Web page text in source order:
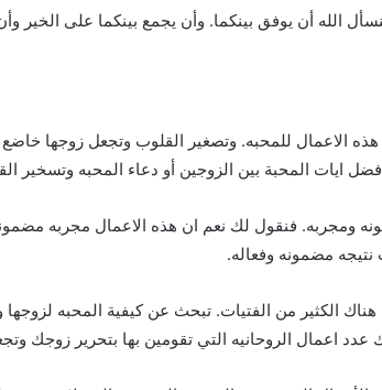
الله أن يوفق بينكما. وأن يجمع بينكما على الخير
الاعمال للمحبه. وتصغير القلوب وتجعل زوجها
المحبة بين الزوجين أو دعاء المحبه وتسخير
ومجربه. فنقول لك نعم ان هذه الاعمال مجربه
نتيجه مضمونه وفعاله.
الكثير من الفتيات. تبحث عن كيفية المحبه
اعمال الروحانيه التي تقومين بها بتحرير زوجك